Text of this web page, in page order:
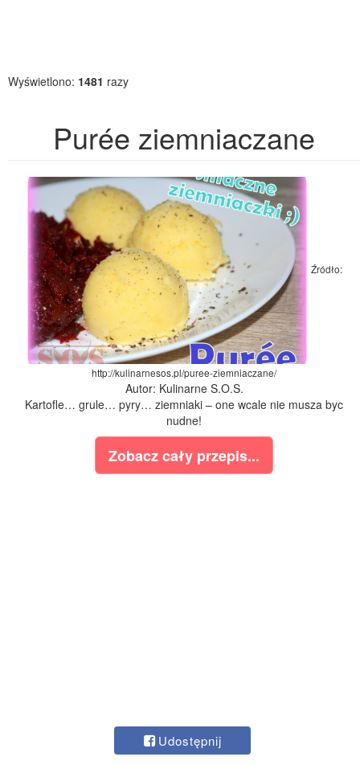
Wyświetlono: 1481 razy
Purée ziemniaczane
Źródło:
http://kulinarnesos.pl/puree-ziemniaczane/
Autor: Kulinarne S.O.S.
Kartofle… grule… pyry… ziemniaki – one wcale nie musza byc
nudne!
Zobacz cały przepis...
Udostępnij